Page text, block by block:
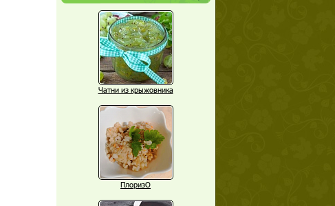
Чатни из крыжовника
ПлоризО